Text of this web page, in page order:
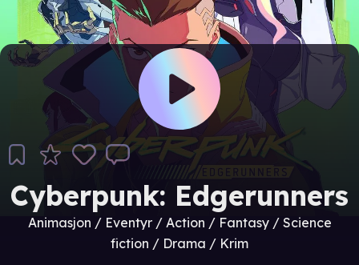
Cyberpunk: Edgerunners
Animasjon / Eventyr / Action / Fantasy / Science
fiction / Drama / Krim